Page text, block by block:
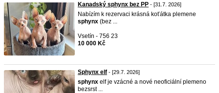
Kanadský sphynx bez PP - [31.7. 2026]
Nabízím k rezervaci krásná koťátka plemene
sphynx (bez ...
Vsetín - 756 23
10 000 Kč
Sphynx elf - [29.7. 2026]
sphynx elf je vzácné a nové neoficiální plemeno
bezsrst ...